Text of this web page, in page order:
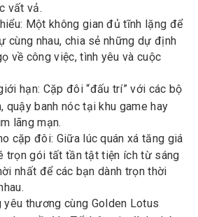
vất vả.
Một không gian đủ tĩnh lặng để
cùng nhau, chia sẻ những dự định
về công việc, tình yêu và cuộc
hạn: Cặp đôi “đấu trí” với các bộ
quậy banh nóc tại khu game hay
lãng mạn.
cặp đôi: Giữa lúc quán xá tăng giá
trọn gói tất tần tật tiện ích từ sáng
nhất để các bạn dành trọn thời
yêu thương cùng Golden Lotus